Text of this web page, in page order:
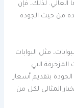
العالي. لذلك، فإن
من حيث الجودة
مثل البوابات
المزخرفة التي
بتقديم أسعار
المثالي لكل من